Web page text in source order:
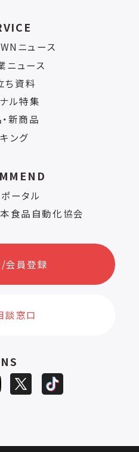
ニュース
ニュース
ち資料
ル特集
新商品
ング
ータル
食品自動化協会
/会員登録
談窓口